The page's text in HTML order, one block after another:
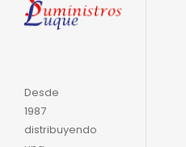
Desde
1987
distribuyendo